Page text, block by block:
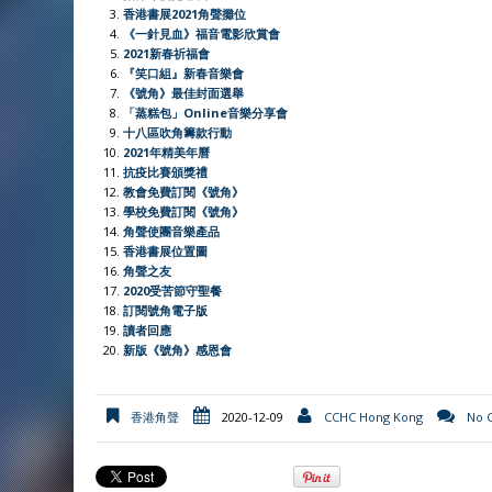
香港書展2021角聲攤位
《一針見血》福音電影欣賞會
2021新春祈福會
『笑口組』新春音樂會
《號角》最佳封面選舉
「蒸糕包」Online音樂分享會
十八區吹角籌款行動
2021年精美年曆
抗疫比賽頒獎禮
教會免費訂閱《號角》
學校免費訂閱《號角》
角聲使團音樂產品
香港書展位置圖
角聲之友
2020受苦節守聖餐
訂閱號角電子版
讀者回應
新版《號角》感恩會
香港角聲 2020-12-09 CCHC Hong Kong No